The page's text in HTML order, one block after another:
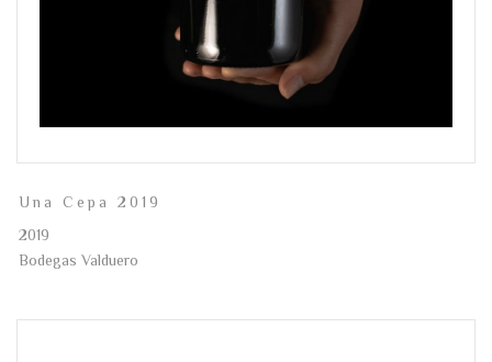
Una Cepa 2019
2019
Bodegas Valduero